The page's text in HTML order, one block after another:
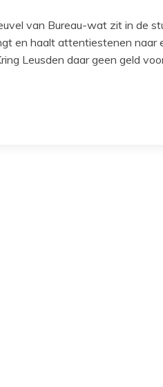
van Bureau-wat zit in de
en haalt attentiestenen naar
Leusden daar geen geld